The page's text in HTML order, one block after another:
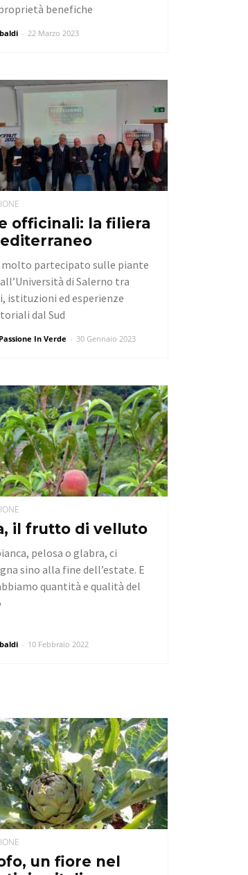
- 22 Marzo 2023
benefiche
officinali: la filiera
In Verde - 30 Gennaio 2023
partecipato sulle piante
di Salerno tra
istituzioni ed esperienze
dal Sud
il frutto di velluto
- 10 Febbraio 2022
pelosa o glabra, ci
sino alla fine dell’estate. E
quantità e qualità del
un fiore nel